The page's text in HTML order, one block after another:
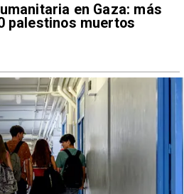
en Gaza: más
palestinos muertos